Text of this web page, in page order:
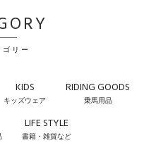
リー
KIDS
キッズウェア
RIDING GOODS
乗馬用品
LIFE STYLE
書籍・雑貨など